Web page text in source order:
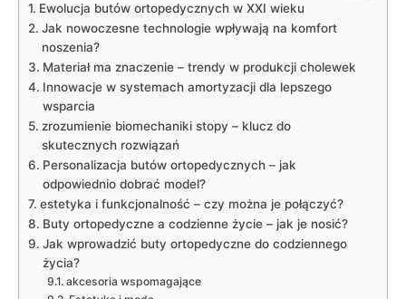
Ewolucja butów ortopedycznych w XXI wieku
Jak nowoczesne technologie wpływają na komfort
noszenia?
Materiał ma znaczenie – trendy w produkcji cholewek
Innowacje w systemach amortyzacji dla lepszego
wsparcia
zrozumienie biomechaniki stopy – klucz do
skutecznych rozwiązań
Personalizacja butów ortopedycznych – jak
odpowiednio dobrać model?
estetyka i funkcjonalność – czy można je połączyć?
Buty ortopedyczne a codzienne życie – jak je nosić?
Jak wprowadzić buty ortopedyczne do codziennego
życia?
akcesoria wspomagające